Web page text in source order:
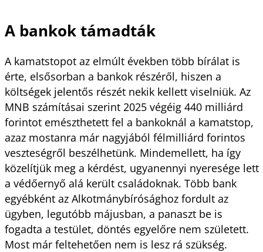
A bankok támadták
A kamatstopot az elmúlt években több bírálat is
érte, elsősorban a bankok részéről, hiszen a
költségek jelentős részét nekik kellett viselniük. Az
MNB számításai szerint 2025 végéig 440 milliárd
forintot emészthetett fel a bankoknál a kamatstop,
azaz mostanra már nagyjából fél­milliárd forintos
veszteségről beszélhetünk. Mindemellett, ha így
közelítjük meg a kérdést, ugyanennyi nyeresége lett
a védőernyő alá került családoknak. Több bank
egyébként az Alkotmánybírósághoz fordult az
ügyben, legutóbb májusban, a panaszt be is
fogadta a testület, döntés egyelőre nem született.
Most már feltehetően nem is lesz rá szükség.